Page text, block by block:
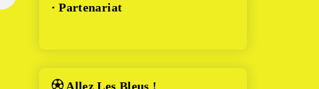
· Partenariat
⚽︎ Allez Les Bleus !